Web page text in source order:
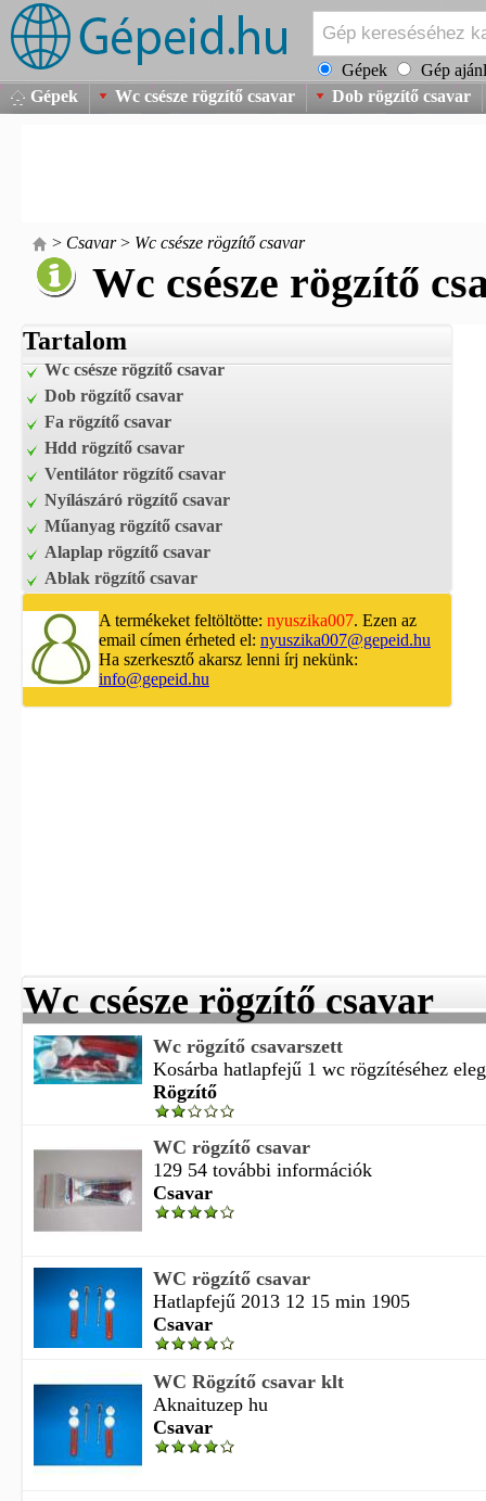
Gépek
Gép
Gépek
Wc csésze rögzítő csavar Dob rögzítő csavar
> Csavar> Wc csésze rögzítő csavar
Wc csésze rögzítő
Tartalom
Wc csésze rögzítő csavar
Dob rögzítő csavar
Fa rögzítő csavar
Hdd rögzítő csavar
Ventilátor rögzítő csavar
Nyílászáró rögzítő csavar
Műanyag rögzítő csavar
Alaplap rögzítő csavar
Ablak rögzítő csavar
A termékeket feltöltötte: nyuszika007. Ezen az
email címen érheted el: nyuszika007@gepeid.hu
Ha szerkesztő akarsz lenni írj nekünk:
info@gepeid.hu
Wc csésze rögzítő csavar
Wc rögzítő csavarszett
Kosárba hatlapfejű 1 wc rögzítéséhez
Rögzítő
WC rögzítő csavar
129 54 további információk
Csavar
WC rögzítő csavar
Hatlapfejű 2013 12 15 min 1905
Csavar
WC Rögzítő csavar klt
Aknaituzep hu
Csavar